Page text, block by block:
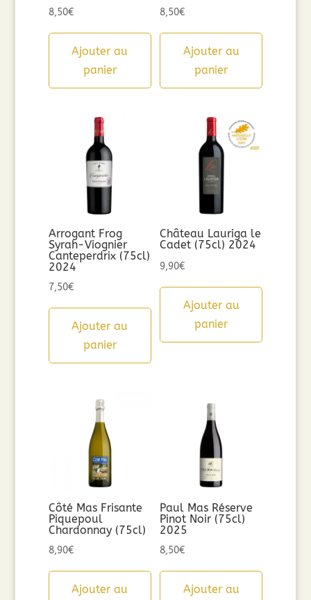
8,50€
Ajouter au
panier
8,50€
Ajouter au
panier
Arrogant Frog
Syrah-Viognier
Canteperdrix (75cl)
2024
7,50€
Ajouter au
panier
Château Lauriga le
Cadet (75cl) 2024
9,90€
Ajouter au
panier
Côté Mas Frisante
Piquepoul
Chardonnay (75cl)
8,90€
Ajouter au
Paul Mas Réserve
Pinot Noir (75cl)
2025
8,50€
Ajouter au